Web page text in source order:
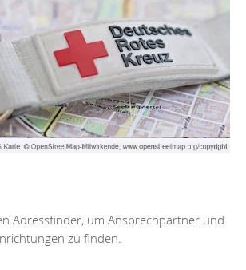
Adressfinder, um Ansprechpartner und
zu finden.